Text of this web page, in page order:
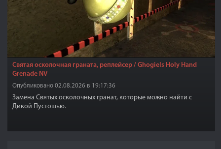
Святая осколочная граната, реплейсер / Ghogiels Holy Hand
Grenade NV
Опубликовано 02.08.2026 в 19:17:36
Замена Святых осколочных гранат, которые можно найти с
Дикой Пустошью.